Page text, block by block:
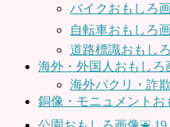
バイクおもしろ
自転車おもしろ
道路標識おもし
海外・外国人おもしろ
海外パクリ・詐
銅像・モニュメントお